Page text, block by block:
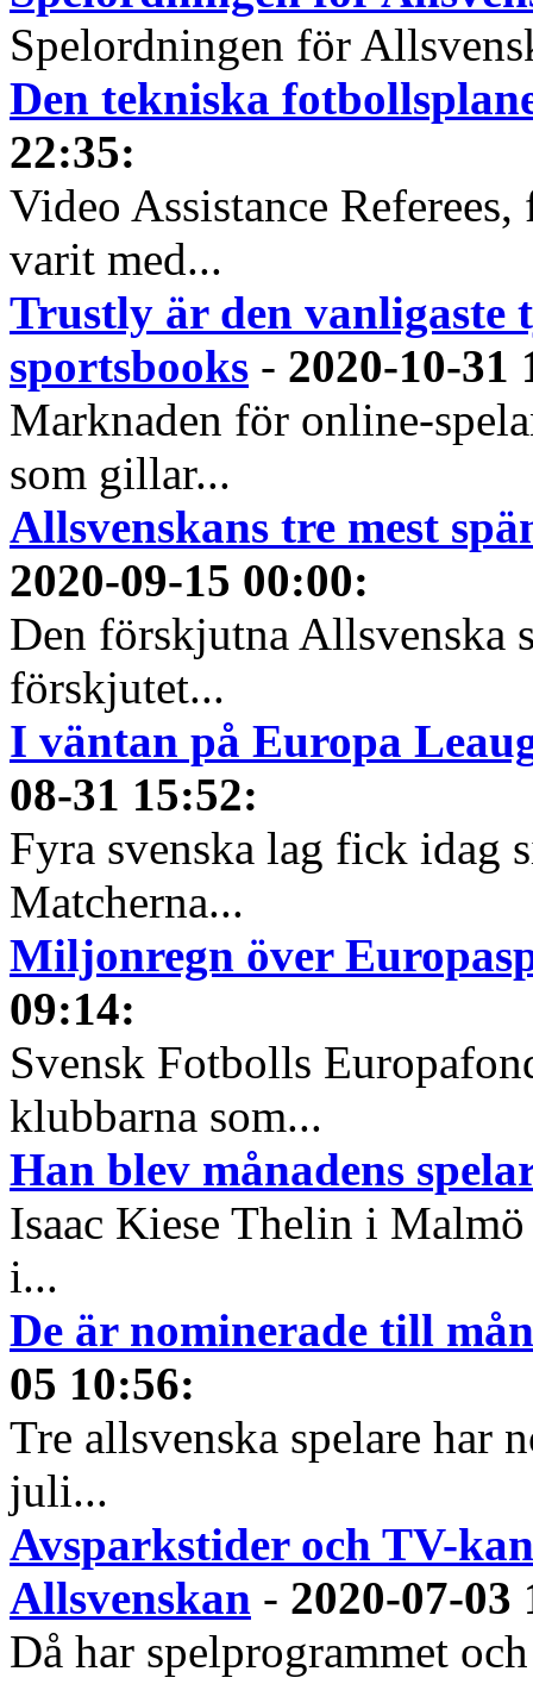
Spelordningen för
Den tekniska
22:35:
Video Assistance
varit med...
Trustly är den vanligaste
sportsbooks - 2020-10-31
Marknaden för online-
som gillar...
Allsvenskans tre mest
2020-09-15 00:00:
Den förskjutna Allsvenska
förskjutet...
I väntan på Europa
08-31 15:52:
Fyra svenska lag fick idag
Matcherna...
Miljonregn över
09:14:
Svensk Fotbolls
klubbarna som...
Han blev månadens
Isaac Kiese Thelin i
i...
De är nominerade till
05 10:56:
Tre allsvenska spelare har
juli...
Avsparkstider och TV-
Allsvenskan - 2020-07-03
Då har spelprogrammet